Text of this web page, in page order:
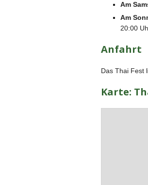
Am
Am
20:00
Anfahrt
Das Thai Fest
Karte: